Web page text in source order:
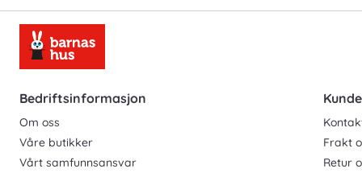
Bedriftsinformasjon
Om oss
Våre butikker
Vårt samfunnsansvar
Frakt
Retur